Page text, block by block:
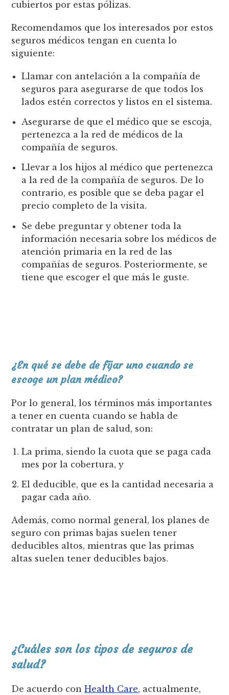
cubiertos por estas pólizas.
Recomendamos que los interesados por estos
seguros médicos tengan en cuenta lo
siguiente:
Llamar con antelación a la compañía de
seguros para asegurarse de que todos los
lados estén correctos y listos en el sistema.
Asegurarse de que el médico que se escoja,
pertenezca a la red de médicos de la
compañía de seguros.
Llevar a los hijos al médico que pertenezca
a la red de la compañía de seguros. De lo
contrario, es posible que se deba pagar el
precio completo de la visita.
Se debe preguntar y obtener toda la
información necesaria sobre los médicos de
atención primaria en la red de las
compañías de seguros. Posteriormente, se
tiene que escoger el que más le guste.
¿En qué se debe de fijar uno cuando se
escoge un plan médico?
Por lo general, los términos más importantes
a tener en cuenta cuando se habla de
contratar un plan de salud, son:
La prima, siendo la cuota que se paga cada
mes por la cobertura, y
El deducible, que es la cantidad necesaria a
pagar cada año.
Además, como normal general, los planes de
seguro con primas bajas suelen tener
deducibles altos, mientras que las primas
altas suelen tener deducibles bajos.
¿Cuáles son los tipos de seguros de
salud?
De acuerdo conHealth Care, actualmente,